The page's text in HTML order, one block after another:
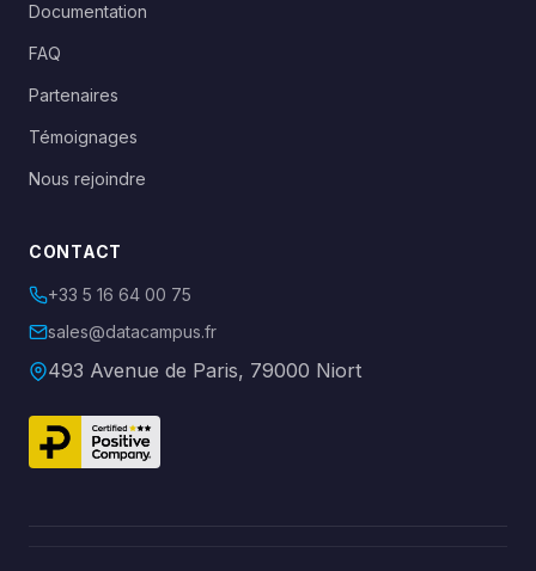
Documentation
FAQ
Partenaires
Témoignages
Nous rejoindre
CONTACT
+33 5 16 64 00 75
sales@datacampus.fr
493 Avenue de Paris, 79000 Niort